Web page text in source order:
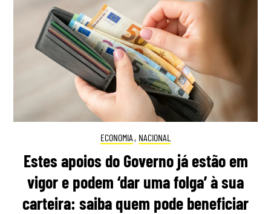
ECONOMIA , NACIONAL
Estes apoios do Governo já estão em
vigor e podem ‘dar uma folga’ à sua
carteira: saiba quem pode beneficiar